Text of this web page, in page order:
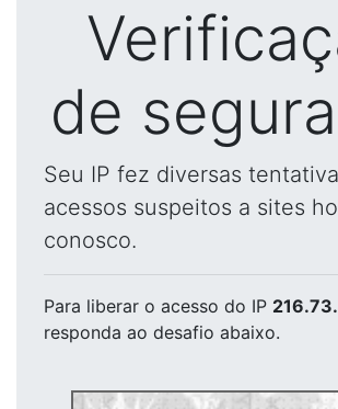
de
Seu IP fez diversas
acessos suspeitos a sites
conosco.
Para liberar o acesso do IP
responda ao desafio abaixo.